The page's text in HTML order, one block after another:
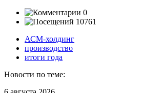
0
10761
АСМ-холдинг
производство
итоги года
Новости по теме: